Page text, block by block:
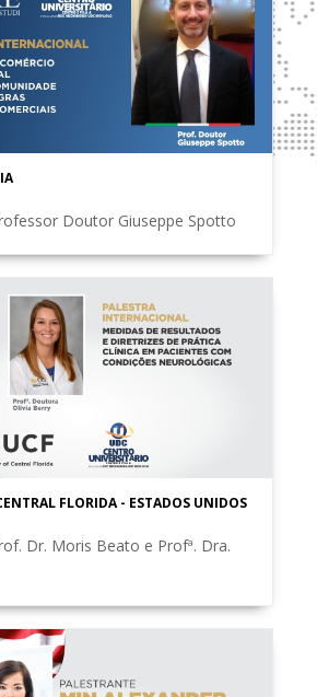
Doutor Giuseppe Spotto
FLORIDA - ESTADOS UNIDOS
Dr. Moris Beato e Profª. Dra.